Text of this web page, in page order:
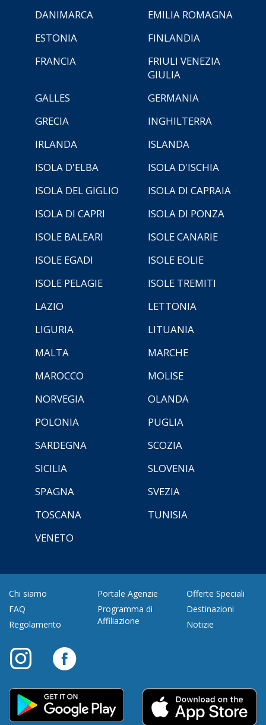
DANIMARCA
EMILIA ROMAGNA
ESTONIA
FINLANDIA
FRANCIA
FRIULI VENEZIA
GIULIA
GALLES
GERMANIA
GRECIA
INGHILTERRA
IRLANDA
ISLANDA
ISOLA D'ELBA
ISOLA D'ISCHIA
ISOLA DEL GIGLIO
ISOLA DI CAPRAIA
ISOLA DI CAPRI
ISOLA DI PONZA
ISOLE BALEARI
ISOLE CANARIE
ISOLE EGADI
ISOLE EOLIE
ISOLE PELAGIE
ISOLE TREMITI
LAZIO
LETTONIA
LIGURIA
LITUANIA
MALTA
MARCHE
MAROCCO
MOLISE
NORVEGIA
OLANDA
POLONIA
PUGLIA
SARDEGNA
SCOZIA
SICILIA
SLOVENIA
SPAGNA
SVEZIA
TOSCANA
TUNISIA
VENETO
Chi siamo
FAQ
Regolamento
Portale Agenzie
Programma di
Affiliazione
Offerte Speciali
Destinazioni
Notizie